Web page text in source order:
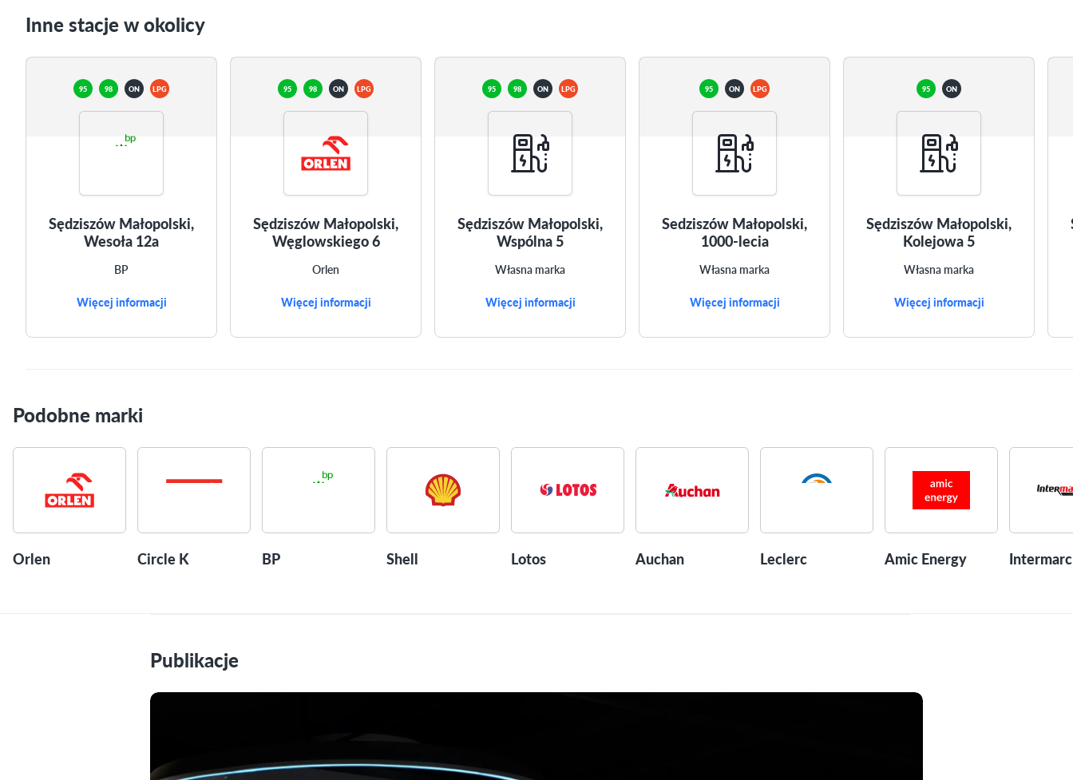
Inne stacje w okolicy
95 98 ON LPG
Sędziszów Małopolski,
Wesoła 12a
BP
Więcej informacji
95 98 ON LPG
Sędziszów Małopolski,
Węglowskiego 6
Orlen
Więcej informacji
95 98 ON LPG
Sędziszów Małopolski,
Wspólna 5
Własna marka
Więcej informacji
95 ON LPG
Sedziszów Małopolski,
1000-lecia
Własna marka
Więcej informacji
95 ON
Sędziszów Małopolski,
Kolejowa 5
Własna marka
Więcej informacji
Podobne marki
Orlen Circle K BP Shell Lotos Auchan Leclerc Amic Energy
Publikacje